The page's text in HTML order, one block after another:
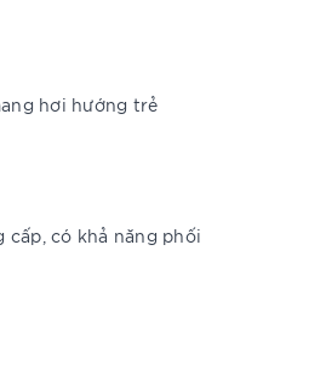
hơi hướng trẻ
có khả năng phối